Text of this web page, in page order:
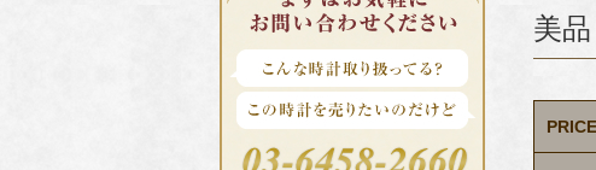
美
PRICE